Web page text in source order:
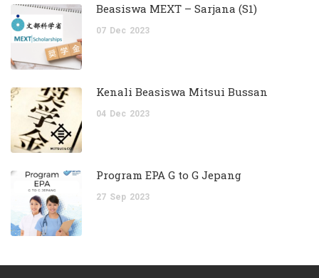
Beasiswa MEXT – Sarjana (S1)
07 Dec 2023
Kenali Beasiswa Mitsui Bussan
04 Dec 2023
Program EPA G to G Jepang
27 Sep 2023